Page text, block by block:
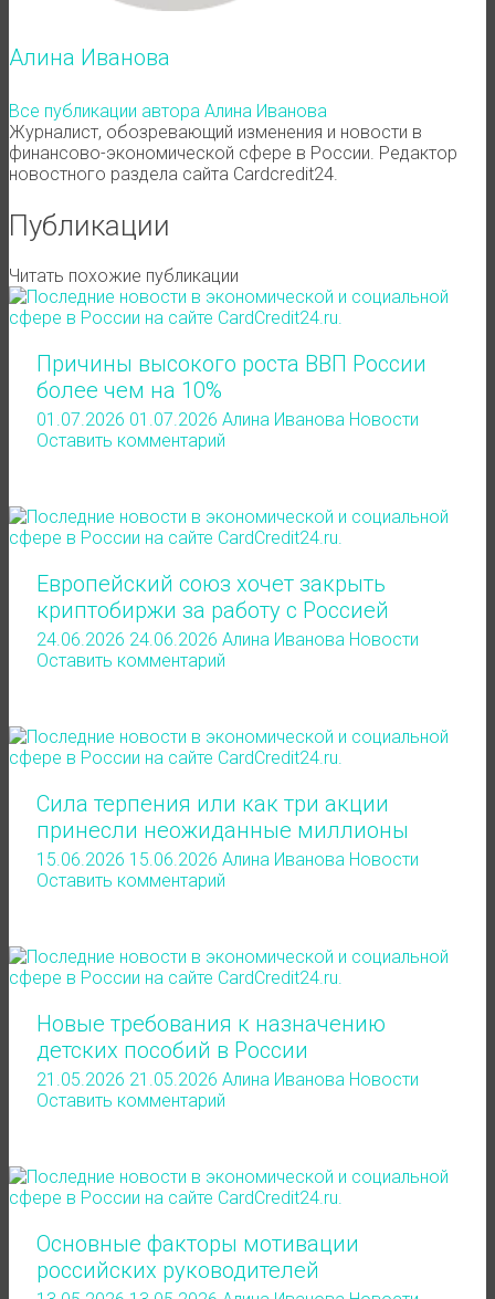
Алина Иванова
Все публикации автора Алина Иванова
Журналист, обозревающий изменения и новости в
финансово-экономической сфере в России. Редактор
новостного раздела сайта Cardcredit24.
Публикации
Читать похожие публикации
Причины высокого роста ВВП России
более чем на 10%
01.07.2026 01.07.2026 Алина Иванова Новости
Оставить комментарий
Европейский союз хочет закрыть
криптобиржи за работу с Россией
24.06.2026 24.06.2026 Алина Иванова Новости
Оставить комментарий
Сила терпения или как три акции
принесли неожиданные миллионы
15.06.2026 15.06.2026 Алина Иванова Новости
Оставить комментарий
Новые требования к назначению
детских пособий в России
21.05.2026 21.05.2026 Алина Иванова Новости
Оставить комментарий
Основные факторы мотивации
российских руководителей